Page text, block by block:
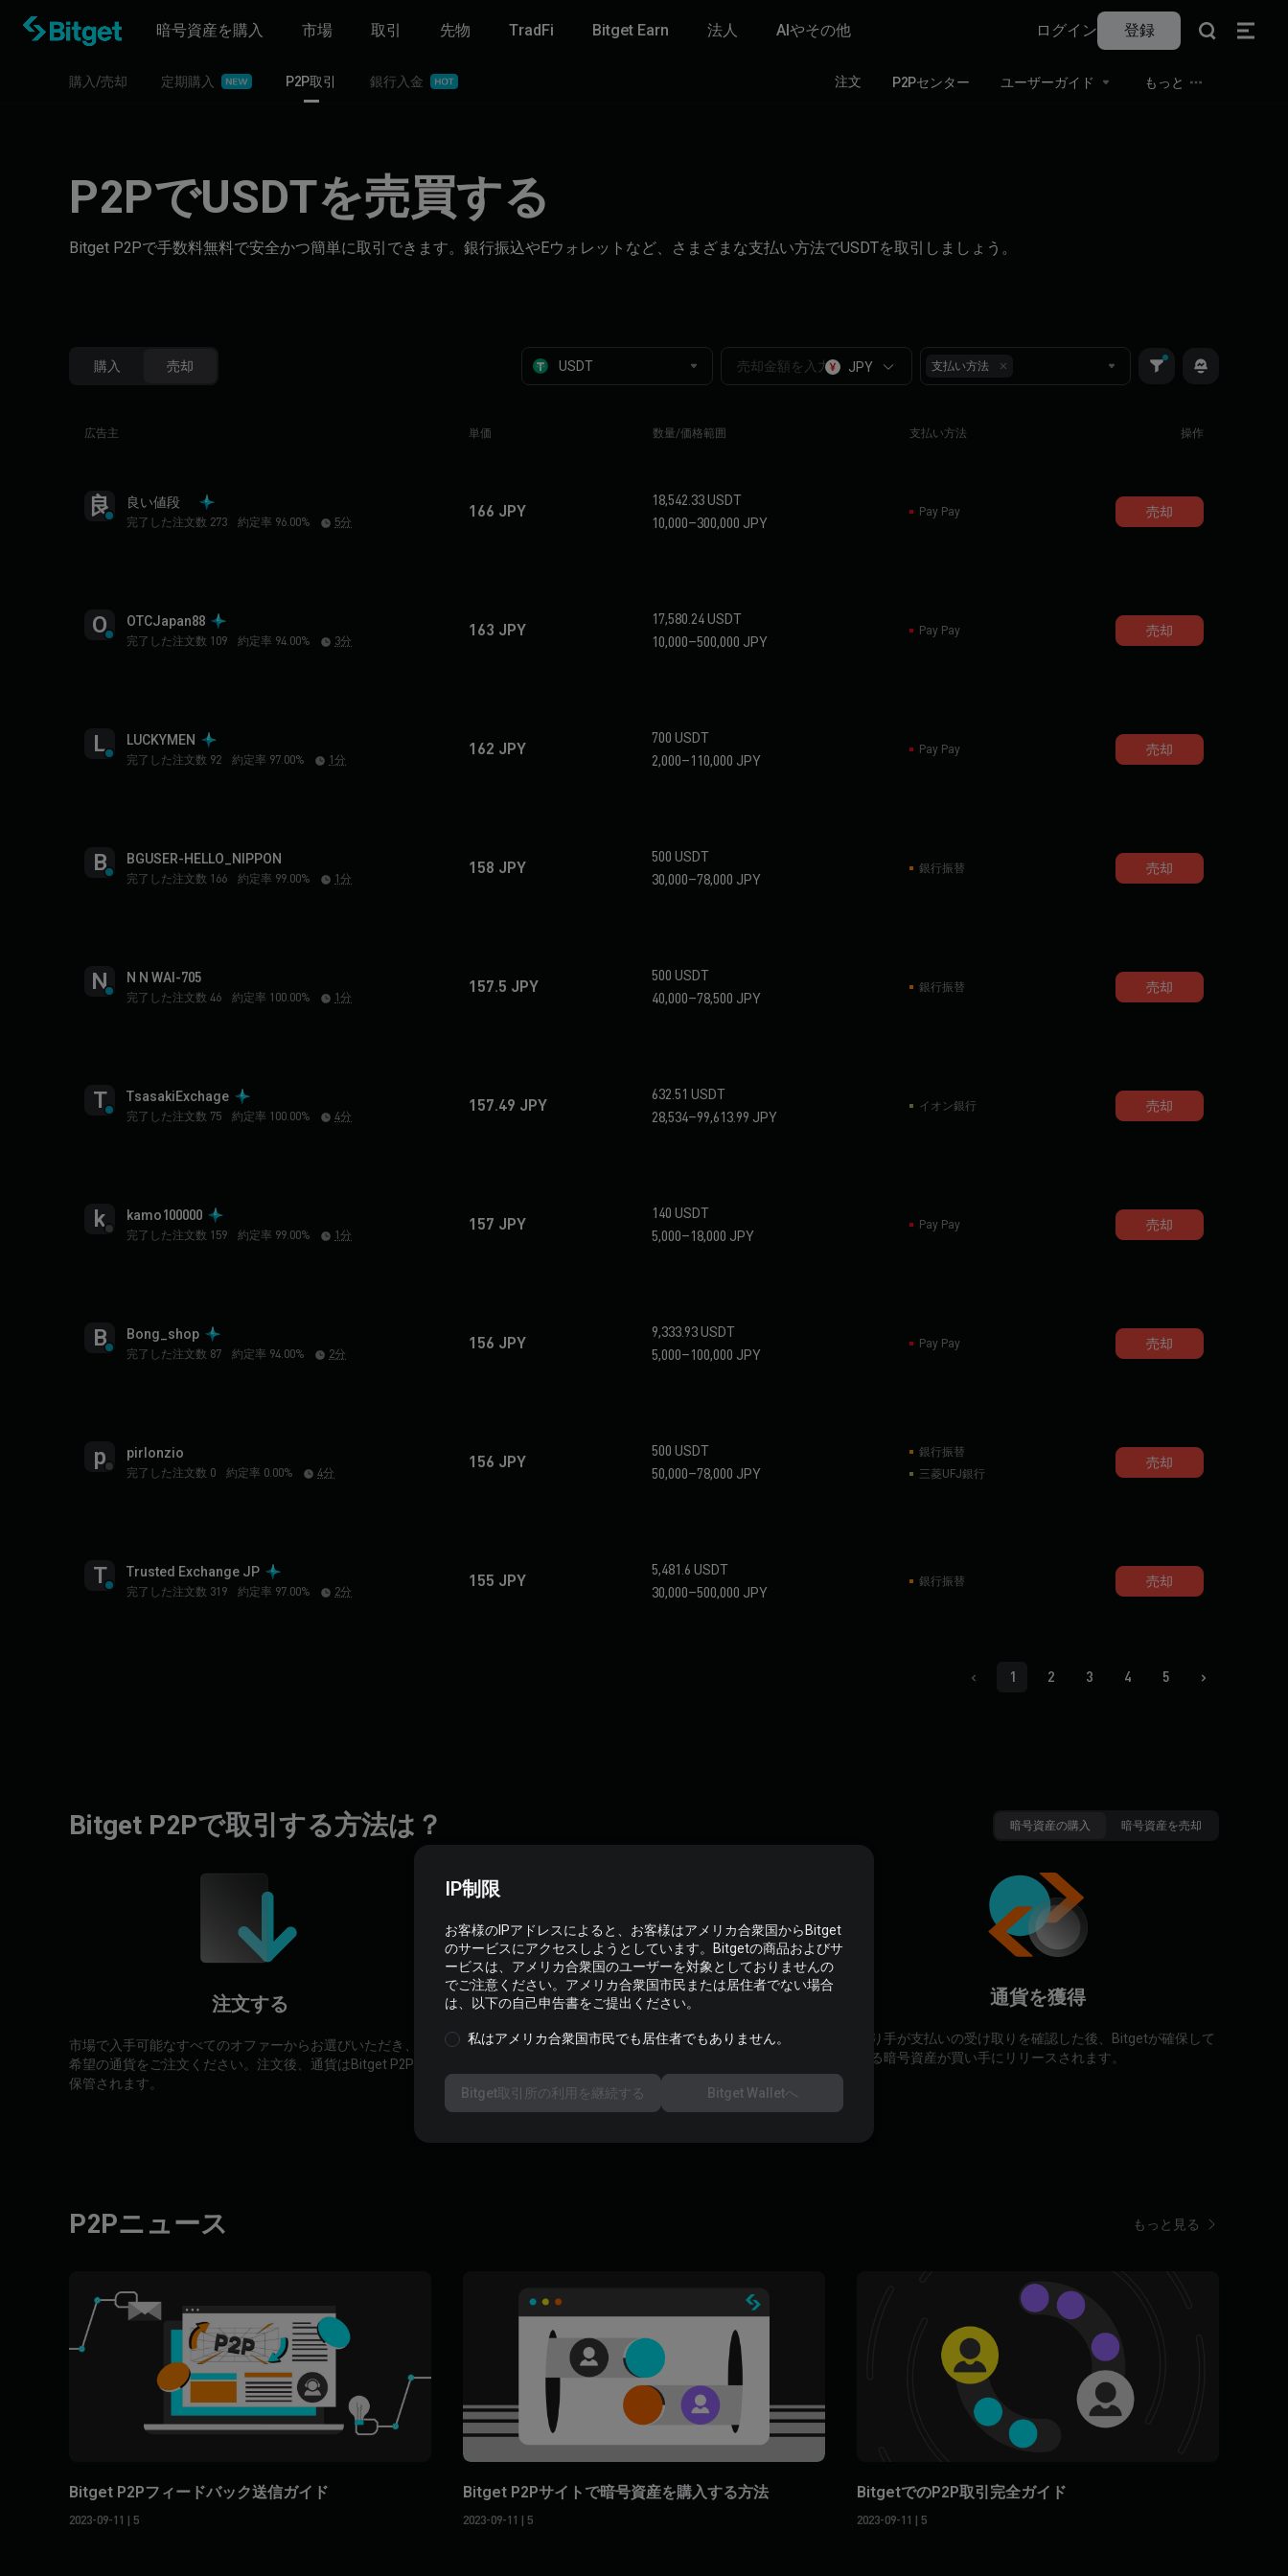
暗号資産を購入 市場 取引 先物 TradFi Bitget Earn 法人 AIやその他 ログイン 登録
‌購入/売却 定期購入 P2P取引 銀行入金 ‌注文 P2Pセンター ユーザーガイド もっと
P2PでUSDTを売買する
Bitget P2Pで手数料無料で安全かつ簡単に取引できます。銀行振込やEウォレットなど、さまざまな支払い方法でUSDTを取引しましょう。
購入 売却 JPY 支払い方法
広告主 単価 数量/価格範囲 支払い方法 操作
良 良い値段
完了した注文数 273 約定率 96.00% 5分
166 JPY
18,542.33 USDT
10,000–300,000 JPY
Pay Pay 売却
O OTCJapan88
完了した注文数 109 約定率 94.00% 3分
163 JPY
17,580.24 USDT
10,000–500,000 JPY
Pay Pay 売却
L LUCKYMEN
完了した注文数 92 約定率 97.00% 1分
162 JPY
700 USDT
2,000–110,000 JPY
Pay Pay 売却
B BGUSER-HELLO_NIPPON
完了した注文数 166 約定率 99.00% 1分
158 JPY
500 USDT
30,000–78,000 JPY
銀行振替 売却
N N N WAI-705
完了した注文数 46 約定率 100.00% 1分
157.5 JPY
500 USDT
40,000–78,500 JPY
銀行振替 売却
T TsasakiExchage
完了した注文数 75 約定率 100.00% 4分
157.49 JPY
632.51 USDT
28,534–99,613.99 JPY
イオン銀行 売却
k kamo100000
完了した注文数 159 約定率 99.00% 1分
157 JPY
140 USDT
5,000–18,000 JPY
Pay Pay 売却
B Bong_shop
完了した注文数 87 約定率 94.00% 2分
156 JPY
9,333.93 USDT
5,000–100,000 JPY
Pay Pay 売却
p pirlonzio
完了した注文数 0 約定率 0.00% 4分
156 JPY
500 USDT
50,000–78,000 JPY
銀行振替
三菱UFJ銀行
売却
T Trusted Exchange JP
完了した注文数 319 約定率 97.00% 2分
155 JPY
5,481.6 USDT
30,000–500,000 JPY
銀行振替 売却
1 2 3 4 5
Bitget P2Pで取引する方法は？ 暗号資産の購入 暗号資産を売却
注文する
市場で入手可能なすべてのオファーからお選びいただき、ご
希望の通貨をご注文ください。注文後、通貨はBitget P2Pに
保管されます。
売り手に支払う
提案された支払い方法で売り手に支払います。法定通貨送金
を完了し、Bitget P2Pポータルの「支払い済み」をクリック
通貨を獲得
売り手が支払いの受け取りを確認した後、Bitgetが確保して
いる暗号資産が買い手にリリースされます。
P2Pニュース もっと見る
Bitget P2Pフィードバック送信ガイド
2023-09-11 | 5
Bitget P2Pサイトで暗号資産を購入する方法
2023-09-11 | 5
BitgetでのP2P取引完全ガイド
2023-09-11 | 5
IP制限
お客様のIPアドレスによると、お客様はアメリカ合衆国からBitget
のサービスにアクセスしようとしています。Bitgetの商品およびサ
ービスは、アメリカ合衆国のユーザーを対象としておりませんの
でご注意ください。アメリカ合衆国市民または居住者でない場合
は、以下の自己申告書をご提出ください。
私はアメリカ合衆国市民でも居住者でもありません。
Bitget取引所の利用を継続する Bitget Walletへ